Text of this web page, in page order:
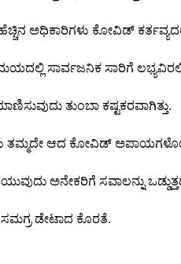
ಅಧಿಕಾರಿಗಳು ಕೋವಿಡ್
ಸಾರ್ವಜನಿಕ ಸಾರಿಗೆ
ತುಂಬಾ ಕಷ್ಟಕರವಾಗಿತ್ತು.
ತಮ್ಮದೇ ಆದ ಕೋವಿಡ್
ಅನೇಕರಿಗೆ ಸವಾಲನ್ನು
ಸಮಗ್ರ ಡೇಟಾದ ಕೊರತೆ.